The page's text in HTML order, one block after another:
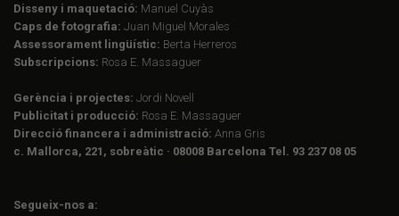
Disseny i maquetació: Manuel Cuyàs
Caps de fotografia: Juan Miguel Morales
Assessorament lingüístic: Berta Herreros
Subscripcions: Rosa E. Massaguer
Gerència i projectes: Jordi Novell
Publicitat i producció: Rosa E. Massaguer
Direcció financera i administració: Anna Gris
c. Mallorca, 221, sobreàtic · 08008 Barcelona Tel. 93 237 08 05
Segueix-nos a: